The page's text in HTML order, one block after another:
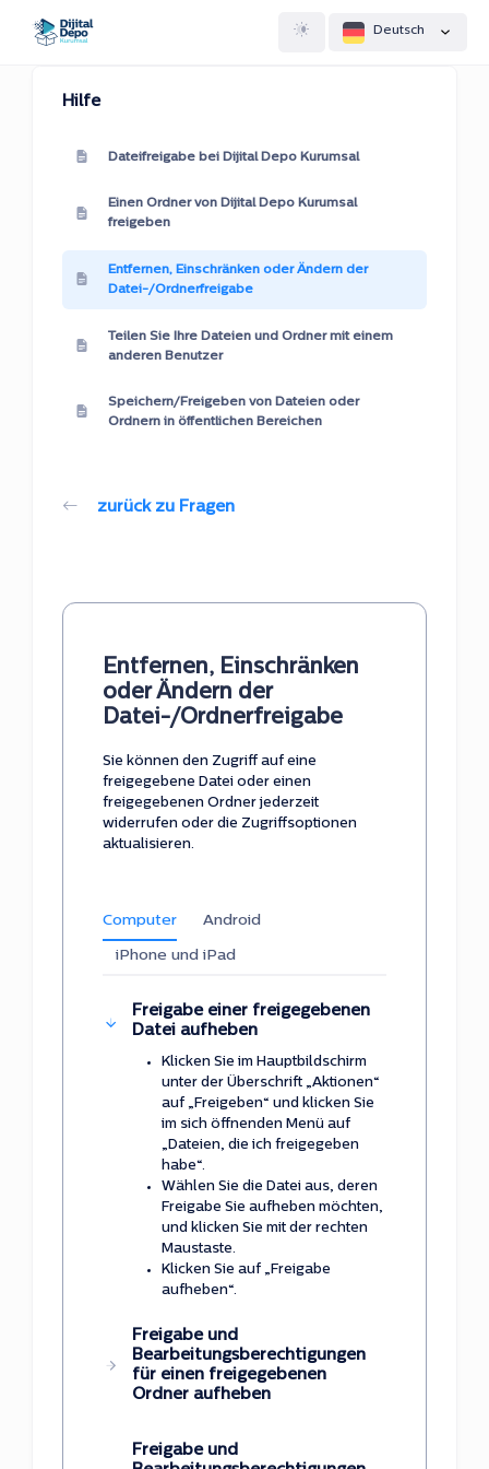
Deutsch
Hilfe
Dateifreigabe bei Dijital Depo Kurumsal
Einen Ordner von Dijital Depo Kurumsal
freigeben
Entfernen, Einschränken oder Ändern der
Datei-/Ordnerfreigabe
Teilen Sie Ihre Dateien und Ordner mit einem
anderen Benutzer
Speichern/Freigeben von Dateien oder
Ordnern in öffentlichen Bereichen
zurück zu Fragen
Entfernen, Einschränken
oder Ändern der
Datei-/Ordnerfreigabe
Sie können den Zugriff auf eine
freigegebene Datei oder einen
freigegebenen Ordner jederzeit
widerrufen oder die Zugriffsoptionen
aktualisieren.
Computer Android
iPhone und iPad
Freigabe einer freigegebenen
Datei aufheben
Klicken Sie im Hauptbildschirm
unter der Überschrift „Aktionen“
auf „Freigeben“ und klicken Sie
im sich öffnenden Menü auf
„Dateien, die ich freigegeben
habe“.
Wählen Sie die Datei aus, deren
Freigabe Sie aufheben möchten,
und klicken Sie mit der rechten
Maustaste.
Klicken Sie auf „Freigabe
aufheben“.
Freigabe und
Bearbeitungsberechtigungen
für einen freigegebenen
Ordner aufheben
Freigabe und